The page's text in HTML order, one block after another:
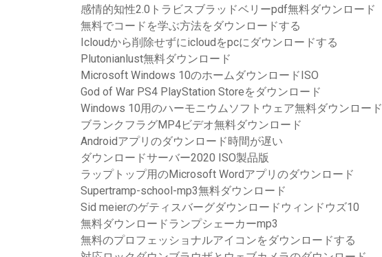
感情的知性2.0トラビスブラッドベリーpdf無料ダウンロード
無料でコードを学ぶ方法をダウンロードする
Icloudから削除せずにicloudをpcにダウンロードする
Plutonianlust無料ダウンロード
Microsoft Windows 10のホームダウンロードISO
God of War PS4 PlayStation Storeをダウンロード
Windows 10用のハーモニウムソフトウェア無料ダウンロード
ブランクフラグMP4ビデオ無料ダウンロード
Androidアプリのダウンロード時間が遅い
ダウンロードサーバー2020 ISO製品版
ラップトップ用のMicrosoft Wordアプリのダウンロード
Supertramp-school-mp3無料ダウンロード
Sid meierのゲティスバーグダウンロードウィンドウズ10
無料ダウンロードランプシェーカーmp3
無料のプロフェッショナルアイコンをダウンロードする